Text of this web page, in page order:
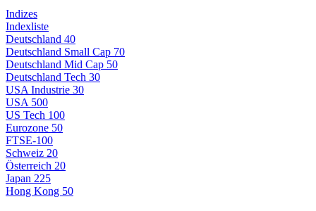
Indizes
Indexliste
Deutschland 40
Deutschland Small Cap 70
Deutschland Mid Cap 50
Deutschland Tech 30
USA Industrie 30
USA 500
US Tech 100
Eurozone 50
FTSE-100
Schweiz 20
Österreich 20
Japan 225
Hong Kong 50